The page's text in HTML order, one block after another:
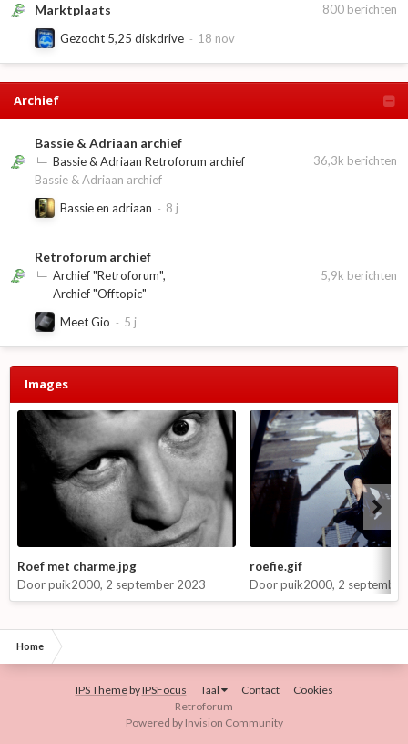
Marktplaats 800 berichten
Gezocht 5,25 diskdrive
Archief
Bassie & Adriaan archief
Bassie & Adriaan Retroforum archief
Bassie & Adriaan archief
36,3k berichten
Bassie en adriaan
Retroforum archief
Archief "Retroforum"
Archief "Offtopic"
5,9k berichten
Meet Gio
Images
Roef met charme.jpg
Doorpuik2000, 2 september 2023
roefie.gif
Doorpuik2000, 2
Home
IPS ThemebyIPSFocus Taal Contact
Cookies
Retroforum
Powered by Invision Community